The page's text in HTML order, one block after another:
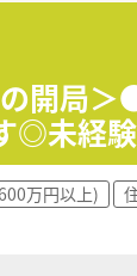
対応できる風
て活躍して
係を築きな
て働きたい
プランを描
目指したい向
開局
◎未経
万円以上)